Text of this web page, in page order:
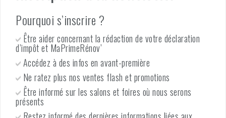
Pourquoi s’inscrire ?
Être aider concernant la rédaction de votre déclaration
d’impôt et MaPrimeRénov’
Accédez à des infos en avant-première
Ne ratez plus nos ventes flash et promotions
Être informé sur les salons et foires où nous serons
présents